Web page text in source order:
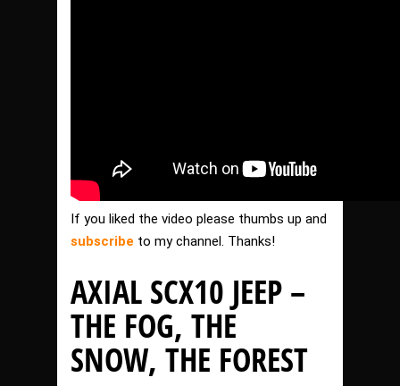
If you liked the video please thumbs up and
subscribe to my channel. Thanks!
AXIAL SCX10 JEEP –
THE FOG, THE
SNOW, THE FOREST